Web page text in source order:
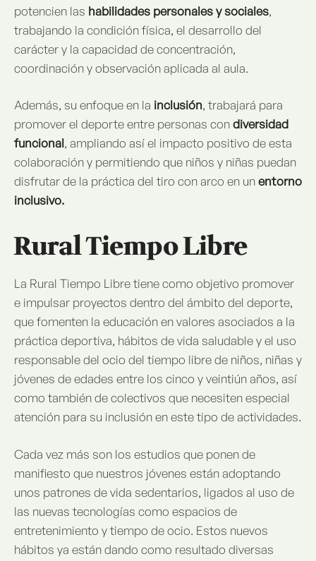
potencien las habilidades personales y sociales,
trabajando la condición física, el desarrollo del
carácter y la capacidad de concentración,
coordinación y observación aplicada al aula.
Además, su enfoque en la inclusión, trabajará para
promover el deporte entre personas condiversidad
funcional, ampliando así el impacto positivo de esta
colaboración y permitiendo que niños y niñas puedan
disfrutar de la práctica del tiro con arco en unentorno
inclusivo.
Rural Tiempo Libre
La Rural Tiempo Libre tiene como objetivo promover
e impulsar proyectos dentro del ámbito del deporte,
que fomenten la educación en valores asociados a la
práctica deportiva, hábitos de vida saludable y el uso
responsable del ocio del tiempo libre de niños, niñas y
jóvenes de edades entre los cinco y veintiún años, así
como también de colectivos que necesiten especial
atención para su inclusión en este tipo de actividades.
Cada vez más son los estudios que ponen de
manifiesto que nuestros jóvenes están adoptando
unos patrones de vida sedentarios, ligados al uso de
las nuevas tecnologías como espacios de
entretenimiento y tiempo de ocio. Estos nuevos
hábitos ya están dando como resultado diversas